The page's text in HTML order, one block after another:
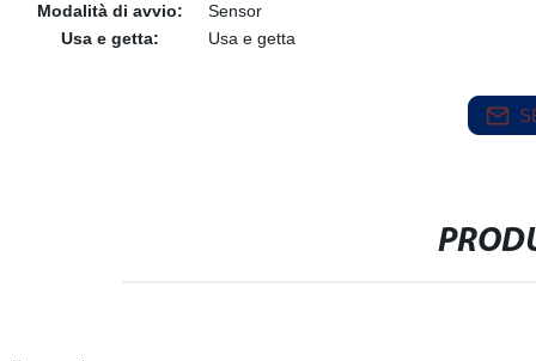
Modalità di avvio:
Sensor
Usa e getta:
Usa e getta